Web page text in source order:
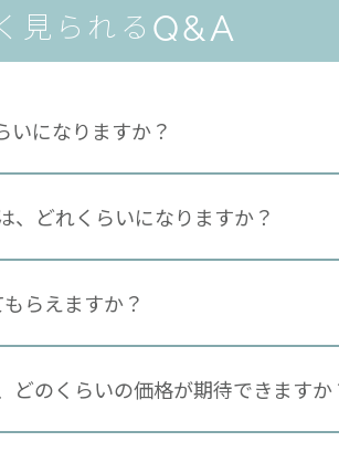
見られる Q&A
いになりますか？
、どれくらいになりますか？
らえますか？
どのくらいの価格が期待できますか